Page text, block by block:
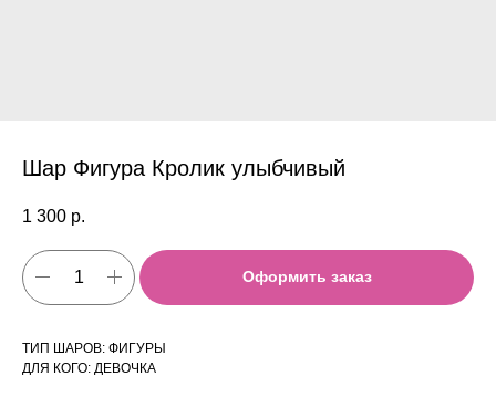
Шар Фигура Кролик улыбчивый
1 300 р.
Оформить заказ
ТИП ШАРОВ: ФИГУРЫ
ДЛЯ КОГО: ДЕВОЧКА